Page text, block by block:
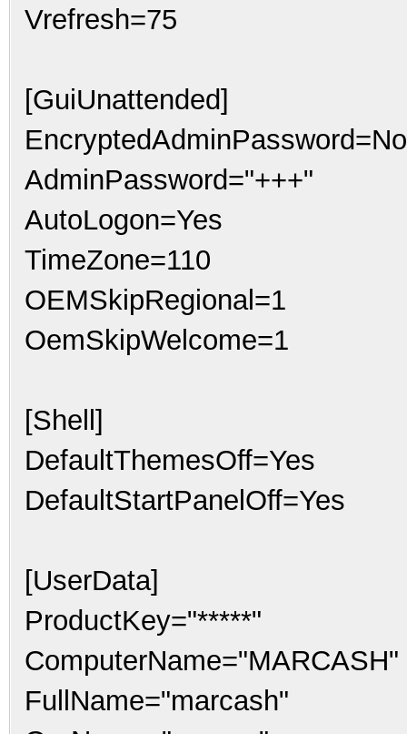
Vrefresh=75
[GuiUnattended]
EncryptedAdminPassword=No
AdminPassword="+++"
AutoLogon=Yes
TimeZone=110
OEMSkipRegional=1
OemSkipWelcome=1
[Shell]
DefaultThemesOff=Yes
DefaultStartPanelOff=Yes
[UserData]
ProductKey="*****"
ComputerName="MARCASH"
FullName="marcash"